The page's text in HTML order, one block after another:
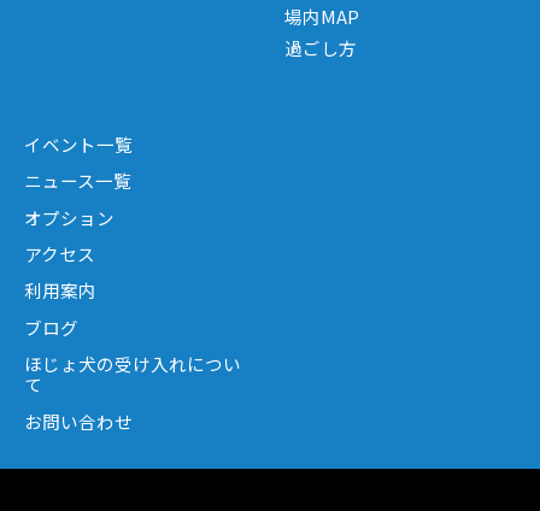
場内MAP
過ごし方
イベント一覧
ニュース一覧
オプション
アクセス
利用案内
ブログ
ほじょ犬の受け入れについ
て
お問い合わせ